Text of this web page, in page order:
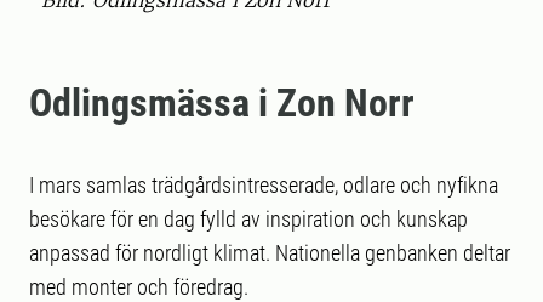
Odlingsmässa i Zon Norr
I mars samlas trädgårdsintresserade, odlare och nyfikna
besökare för en dag fylld av inspiration och kunskap
anpassad för nordligt klimat. Nationella genbanken deltar
med monter och föredrag.